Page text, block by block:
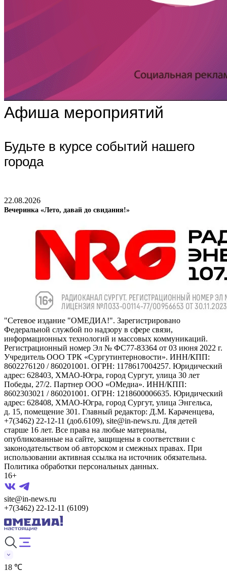
Афиша мероприятий
Будьте в курсе событий нашего
города
22.08.2026
Вечеринка «Лето, давай до свидания!»
"Сетевое издание "ОМЕДИА!". Зарегистрировано
Федеральной службой по надзору в сфере связи,
информационных технологий и массовых коммуникаций.
Регистрационный номер Эл № ФС77-83364 от 03 июня 2022 г.
Учредитель ООО ТРК «Сургутинтерновости». ИНН/КПП:
8602276120 / 860201001. ОГРН: 1178617004257. Юридический
адрес: 628403, ХМАО-Югра, город Сургут, улица 30 лет
Победы, 27/2. Партнер ООО «ОМедиа». ИНН/КПП:
8602303021 / 860201001. ОГРН: 1218600006635. Юридический
адрес: 628408, ХМАО-Югра, город Сургут, улица Энгельса,
д. 15, помещение 301. Главный редактор: Д.М. Караченцева,
+7(3462) 22-12-11 (доб.6109), site@in-news.ru. Для детей
старше 16 лет. Все права на любые материалы,
опубликованные на сайте, защищены в соответствии с
законодательством об авторском и смежных правах. При
использовании активная ссылка на источник обязательна.
Политика обработки персональных данных.
16+
site@in-news.ru
+7(3462) 22-12-11 (6109)
18 ℃